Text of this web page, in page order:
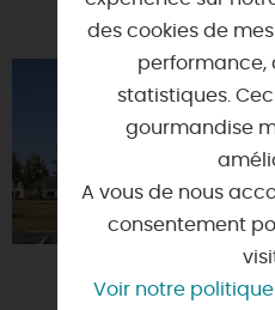
VOUS
des cookies de
performance,
statistiques.
gourmandise
A vous de nous
consentement
Voir notre